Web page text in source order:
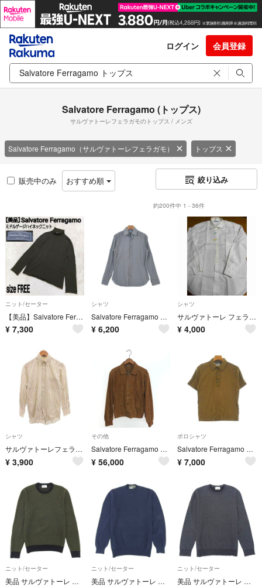
ログイン 会員登録
Salvatore Ferragamo (トップス)
サルヴァトーレフェラガモのトップス / メンズ
Salvatore Ferragamo（サルヴァトーレフェラガモ） トップス
販売中のみ おすすめ順 絞り込み
約200件中 1 - 36件
ニット/セーター
【美品】Salvatore Ferragamo ミドルゲージハイネックニット
¥ 7,300
シャツ
Salvatore Ferragamo カジュアルシャツ S 紺 【古着】【中古】【送料無料】
¥ 6,200
シャツ
サルヴァトーレ フェラガモ シャツ 16 ½
¥ 4,000
シャツ
サルヴァトーレフェラガモ ストライプシャツ S 長袖 白
¥ 3,900
その他
Salvatore Ferragamo サルヴァトーレフェラガモ スエードレザージャケット サイズ:48 VINTAGE ブラウン メンズ / 241021000989
¥ 56,000
ポロシャツ
Salvatore Ferragamo ポロシャツ S 茶 【古着】【中古】【送料無料】
¥ 7,000
ニット/セーター
美品 サルヴァトーレ フェラガモ Salvatore Ferragamo ニット セーター ロングスリーブ 長袖 クルーネック ウール S
ニット/セーター
美品 サルヴァトーレ フェラガモ Salvatore Ferragamo ニット セーター ロングスリーブ 長袖 切替 ローゲージ M メンズ
ニット/セーター
美品 サルヴァトーレ フェラガモ Salvatore Ferragamo ニット セーター ロングスリーブ 長袖 ウール シルク L